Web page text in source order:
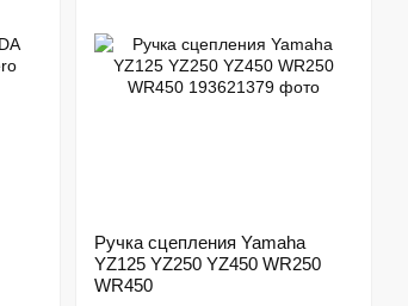
Ручка сцепления Yamaha
YZ125 YZ250 YZ450 WR250
WR450